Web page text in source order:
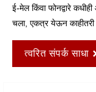
ई-मेल किंवा फोनद्वारे
चला, एकत्र येऊन काहीतरी
त्वरित संपर्क साधा